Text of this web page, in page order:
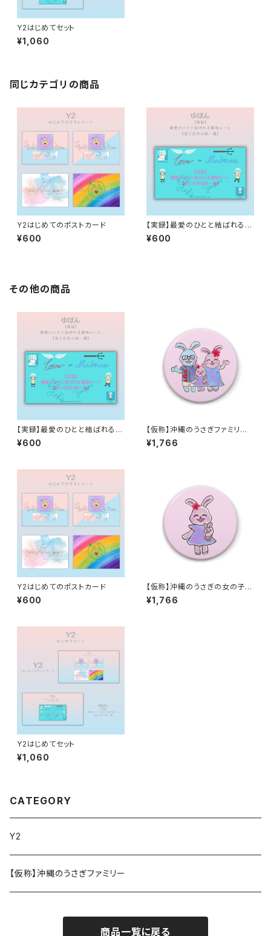
Y2はじめてセット
¥1,060
同じカテゴリの商品
Y2はじめてのポストカード
¥600
【実録】最愛のひとと結ばれる最
強ルート【愛と狂気は紙一重】Y
2エディション
¥600
その他の商品
【実録】最愛のひとと結ばれる最
強ルート【愛と狂気は紙一重】Y
2エディション
¥600
【仮称】沖縄のうさぎファミリー
缶バッジ【直径57mm】
¥1,766
Y2はじめてのポストカード
¥600
【仮称】沖縄のうさぎの女の子
缶バッジ【直径57mm】
¥1,766
Y2はじめてセット
¥1,060
CATEGORY
Y2
【仮称】沖縄のうさぎファミリー
商品一覧に戻る